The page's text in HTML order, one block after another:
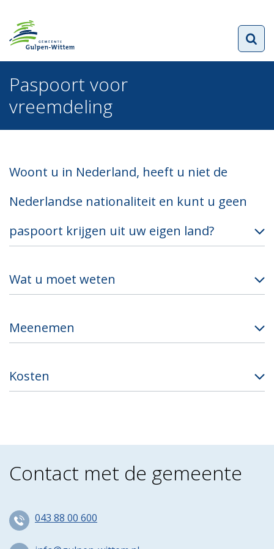
Paspoort voor
vreemdeling
Woont u in Nederland, heeft u niet de
Nederlandse nationaliteit en kunt u geen
paspoort krijgen uit uw eigen land?
Wat u moet weten
Meenemen
Kosten
Contact met de gemeente
043 88 00 600